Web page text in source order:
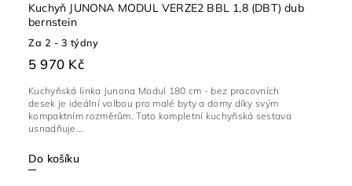
Kuchyň JUNONA MODUL VERZE2 BBL 1,8 (DBT) dub
bernstein
Za 2 - 3 týdny
5 970 Kč
Do košíku
Kuchyňská linka Junona Modul 180 cm - bez pracovních
desek je ideální volbou pro malé byty a domy díky svým
kompaktním rozměrům. Tato kompletní kuchyňská sestava
usnadňuje...